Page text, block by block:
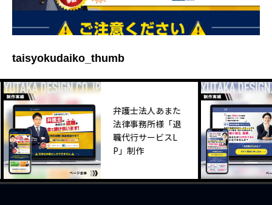
taisyokudaiko_thumb
弁護士法人あまた
法律事務所様「退
職代行サービスL
P」制作